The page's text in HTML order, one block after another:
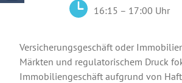
16:15 – 17:00 Uhr
Versicherungsgeschäft oder
Märkten und regulatorischem Druck
Immobiliengeschäft aufgrund von